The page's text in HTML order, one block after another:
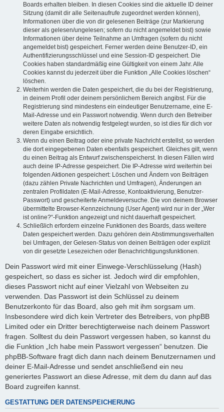
Boards erhalten bleiben. In diesen Cookies sind die aktuelle ID deiner
Sitzung (damit dir alle Seitenaufrufe zugeordnet werden können),
Informationen über die von dir gelesenen Beiträge (zur Markierung
dieser als gelesen/ungelesen; sofern du nicht angemeldet bist) sowie
Informationen über deine Teilnahme an Umfragen (sofern du nicht
angemeldet bist) gespeichert. Ferner werden deine Benutzer-ID, ein
Authentifizierungsschlüssel und eine Session-ID gespeichert. Die
Cookies haben standardmäßig eine Gültigkeit von einem Jahr. Alle
Cookies kannst du jederzeit über die Funktion „Alle Cookies löschen“
löschen.
Weiterhin werden die Daten gespeichert, die du bei der Registrierung,
in deinem Profil oder deinem persönlichem Bereich angibst. Für die
Registrierung sind mindestens ein eindeutiger Benutzername, eine E-
Mail-Adresse und ein Passwort notwendig. Wenn durch den Betreiber
weitere Daten als notwendig festgelegt wurden, so ist dies für dich vor
deren Eingabe ersichtlich.
Wenn du einen Beitrag oder eine private Nachricht erstellst, so werden
die dort eingegebenen Daten ebenfalls gespeichert. Gleiches gilt, wenn
du einen Beitrag als Entwurf zwischenspeicherst. In diesen Fällen wird
auch deine IP-Adresse gespeichert. Die IP-Adresse wird weiterhin bei
folgenden Aktionen gespeichert: Löschen und Ändern von Beiträgen
(dazu zählen Private Nachrichten und Umfragen), Änderungen an
zentralen Profildaten (E-Mail-Adresse, Kontoaktivierung, Benutzer-
Passwort) und gescheiterte Anmeldeversuche. Die von deinem Browser
übermittelte Browser-Kennzeichnung (User Agent) wird nur in der „Wer
ist online?“-Funktion angezeigt und nicht dauerhaft gespeichert.
Schließlich erfordern einzelne Funktionen des Boards, dass weitere
Daten gespeichert werden. Dazu gehören dein Abstimmungsverhalten
bei Umfragen, der Gelesen-Status von deinen Beiträgen oder explizit
von dir gesetzte Lesezeichen oder Benachrichtigungsfunktionen.
Dein Passwort wird mit einer Einwege-Verschlüsselung (Hash)
gespeichert, so dass es sicher ist. Jedoch wird dir empfohlen,
dieses Passwort nicht auf einer Vielzahl von Webseiten zu
verwenden. Das Passwort ist dein Schlüssel zu deinem
Benutzerkonto für das Board, also geh mit ihm sorgsam um.
Insbesondere wird dich kein Vertreter des Betreibers, von phpBB
Limited oder ein Dritter berechtigterweise nach deinem Passwort
fragen. Solltest du dein Passwort vergessen haben, so kannst du
die Funktion „Ich habe mein Passwort vergessen“ benutzen. Die
phpBB-Software fragt dich dann nach deinem Benutzernamen und
deiner E-Mail-Adresse und sendet anschließend ein neu
generiertes Passwort an diese Adresse, mit dem du dann auf das
Board zugreifen kannst.
GESTATTUNG DER DATENSPEICHERUNG